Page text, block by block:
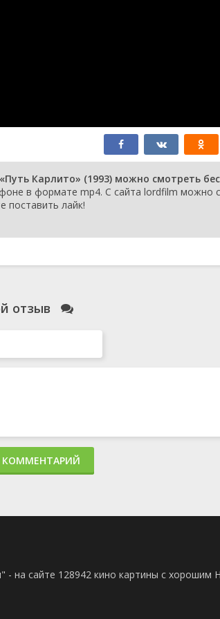
Карлито» (1993) можно смотреть
в формате mp4. С сайта lordfilm можно
поставить лайк!
отзыв
КОММЕНТАРИЙ
на сайте 128942 кино картины с хорошим